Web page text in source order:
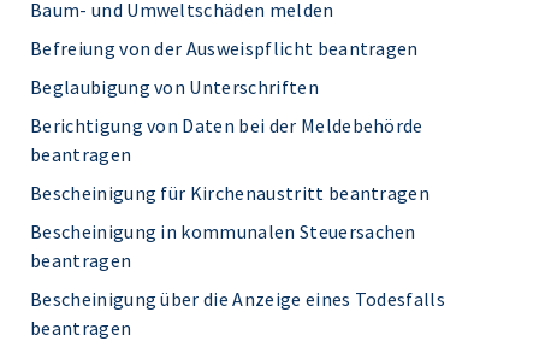
Baum- und Umweltschäden melden
Befreiung von der Ausweispflicht beantragen
Beglaubigung von Unterschriften
Berichtigung von Daten bei der Meldebehörde
beantragen
Bescheinigung für Kirchenaustritt beantragen
Bescheinigung in kommunalen Steuersachen
beantragen
Bescheinigung über die Anzeige eines Todesfalls
beantragen